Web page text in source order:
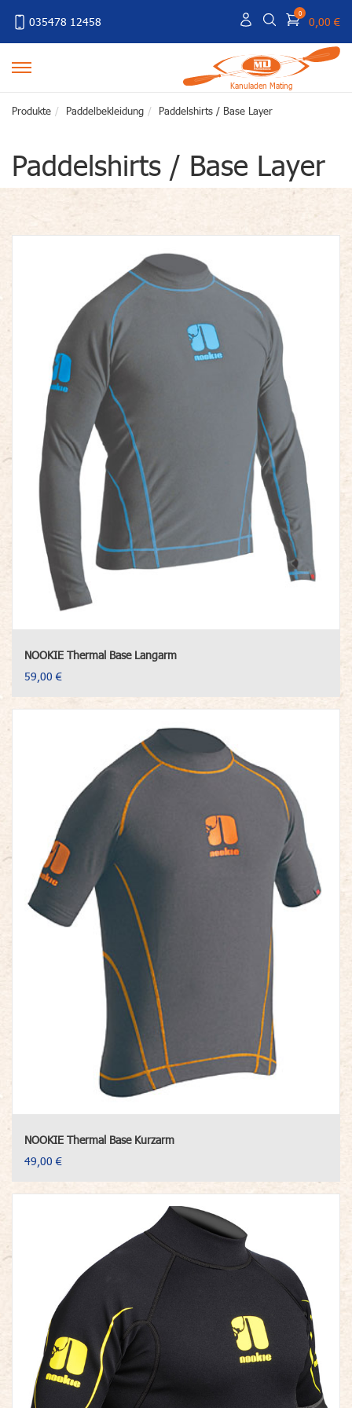
035478 12458
0
0,00 €
Kanuladen Mating
Produkte Paddelbekleidung Paddelshirts / Base Layer
Paddelshirts / Base Layer
NOOKIE Thermal Base Langarm
59,00 €
NOOKIE Thermal Base Kurzarm
49,00 €